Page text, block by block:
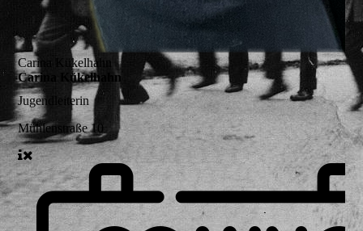
Carina Kükelhahn
Carina Kükelhahn
Jugendleiterin
Mühlenstraße 10